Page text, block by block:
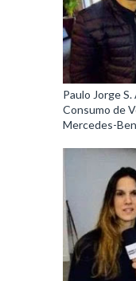
Paulo Jorge
Consumo de
Mercedes-